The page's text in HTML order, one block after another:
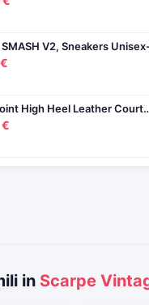
SMASH V2, Sneakers
High Heel Leather
in Scarpe